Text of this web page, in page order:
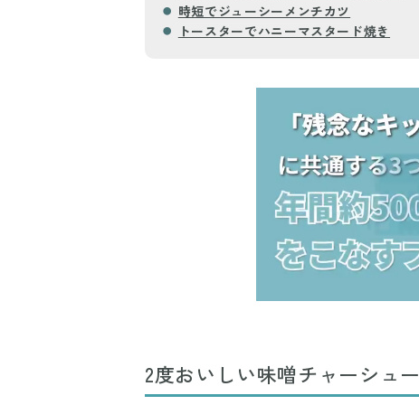
時短でジューシーメンチカツ
トースターでハニーマスタード焼き
2度おいしい味噌チャーシュー